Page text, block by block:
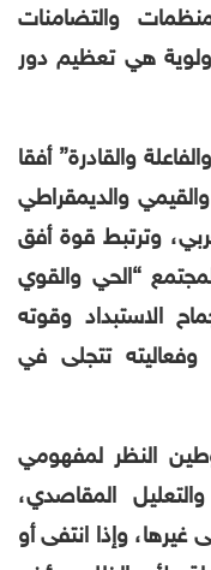
والتضامنات
هي تعظيم دور
والقادرة” أفقا
والديمقراطي
وترتبط قوة أفق
“الحي والقوي
الاستبداد وقوته
وفعاليته تتجلى في
النظر لمفهومي
المقاصدي،
وإذا انتفى أو